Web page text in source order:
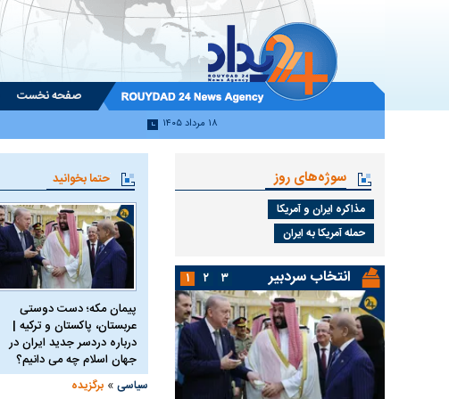
صفحه نخست
۱۸ مرداد ۱۴۰۵
حتما بخوانید
پیمان مکه؛ دست دوستی
عربستان، پاکستان و ترکیه |
درباره دردسر جدید ایران در
جهان اسلام چه می دانیم؟
سیاسی » برگزیده
سوژه‌های روز
مذاکره ایران و آمریکا
حمله آمریکا به ایران
انتخاب سردبیر ۱ ۲ ۳